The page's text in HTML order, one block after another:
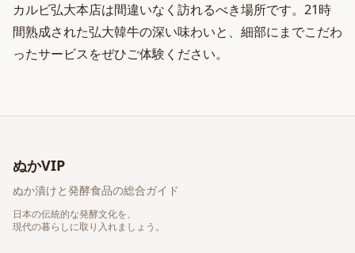
カルビ弘大本店は間違いなく訪れるべき場所です。21時
間熟成された弘大韓牛の深い味わいと、細部にまでこだわ
ったサービスをぜひご体験ください。
ぬかVIP
ぬか漬けと発酵食品の総合ガイド
日本の伝統的な発酵文化を、
現代の暮らしに取り入れましょう。